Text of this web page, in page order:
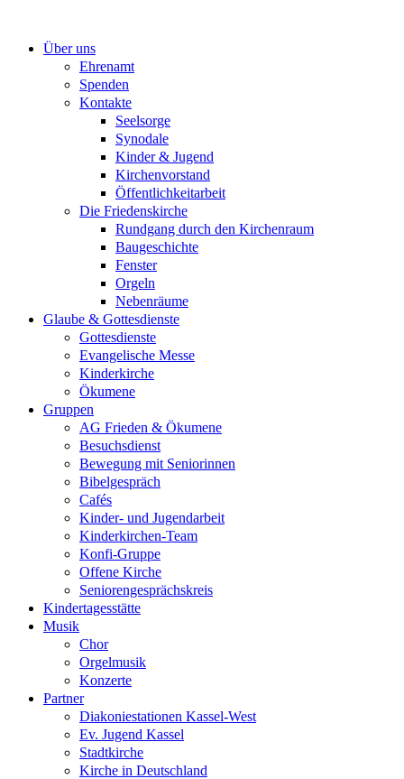
springenÜber uns
Ehrenamt
Spenden
Kontakte
Seelsorge
Synodale
Kinder & Jugend
Kirchenvorstand
Öffentlichkeitarbeit
Die Friedenskirche
Rundgang durch den Kirchenraum
Baugeschichte
Fenster
Orgeln
Nebenräume
Glaube & Gottesdienste
Gottesdienste
Evangelische Messe
Kinderkirche
Ökumene
Gruppen
AG Frieden & Ökumene
Besuchsdienst
Bewegung mit Seniorinnen
Bibelgespräch
Cafés
Kinder- und Jugendarbeit
Kinderkirchen-Team
Konfi-Gruppe
Offene Kirche
Seniorengesprächskreis
Kindertagesstätte
Musik
Chor
Orgelmusik
Konzerte
Partner
Diakoniestationen Kassel-West
Ev. Jugend Kassel
Stadtkirche
Kirche in Deutschland